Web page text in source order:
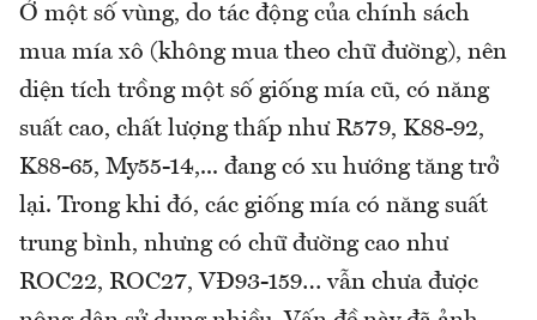
Ở một số vùng, do tác động của chính sách
mua mía xô (không mua theo chữ đường), nên
diện tích trồng một số giống mía cũ, có năng
suất cao, chất lượng thấp như R579, K88-92,
K88-65, My55-14,... đang có xu hướng tăng trở
lại. Trong khi đó, các giống mía có năng suất
trung bình, nhưng có chữ đường cao như
ROC22, ROC27, VĐ93-159… vẫn chưa được